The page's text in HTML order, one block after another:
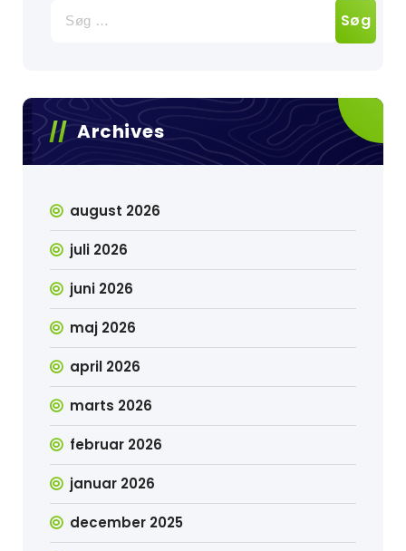
efter:
Archives
august 2026
juli 2026
juni 2026
maj 2026
april 2026
marts 2026
februar 2026
januar 2026
december 2025